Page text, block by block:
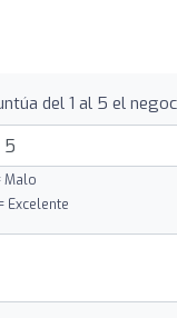
del 1 al 5 el
Malo
Excelente